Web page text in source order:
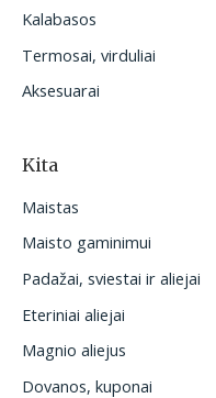
Kalabasos
Termosai, virduliai
Aksesuarai
Kita
Maistas
Maisto gaminimui
Padažai, sviestai ir aliejai
Eteriniai aliejai
Magnio aliejus
Dovanos, kuponai